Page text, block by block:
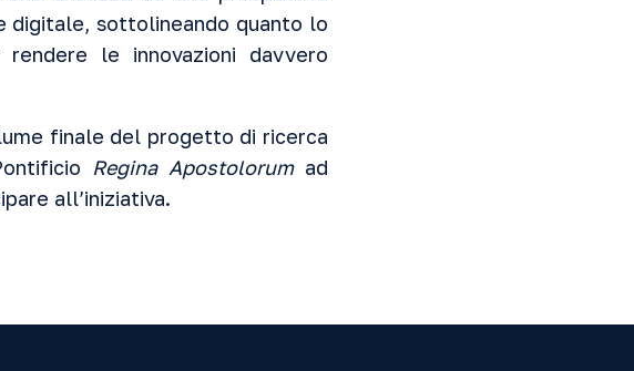
sottolineando quanto lo
le innovazioni davvero
finale del progetto di ricerca
Regina Apostolorumad
all’iniziativa.